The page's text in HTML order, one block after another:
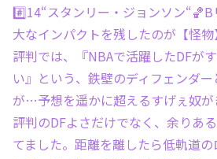
#️⃣14“スタンリー・ジョンソン
大なインパクトを残したのが【怪
評判では、『NBAで活躍したDFが
い』という、鉄壁のディフェンダ
が…予想を遥かに超えるすげぇ奴
評判のDFよさだけでなく、余りあ
てました。距離を離したら低軌道